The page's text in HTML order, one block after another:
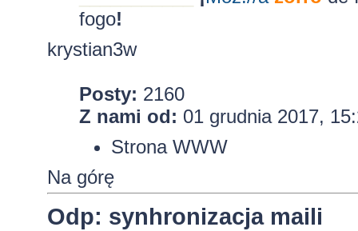
fogo!
krystian3w
Posty: 2160
Z nami od: 01 grudnia 2017,
Strona WWW
Na górę
Odp: synhronizacja maili